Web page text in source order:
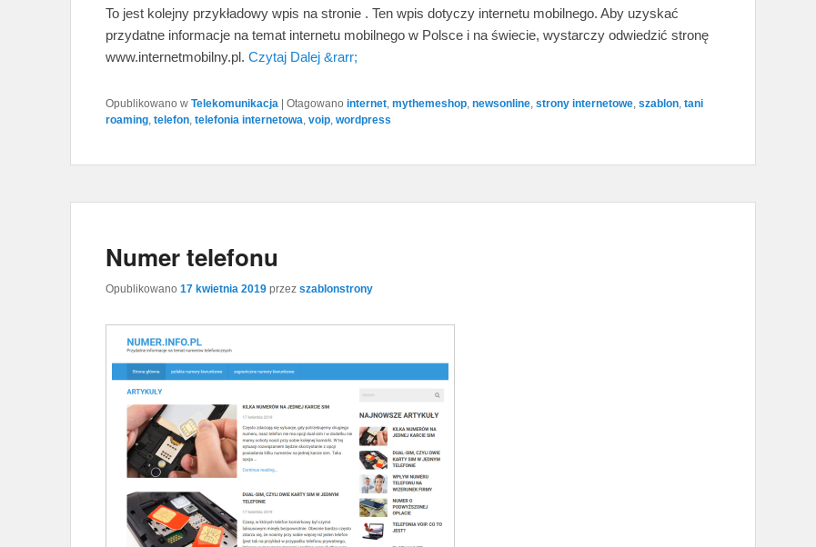
To jest kolejny przykładowy wpis na stronie . Ten wpis dotyczy internetu mobilnego. Aby uzyskać
przydatne informacje na temat internetu mobilnego w Polsce i na świecie, wystarczy odwiedzić stronę
www.internetmobilny.pl. Czytaj Dalej &rarr;
Opublikowano w Telekomunikacja | Otagowano internet mythemeshop newsonline strony internetowe szablon tani
roaming telefon telefonia internetowa voip wordpress
Numer telefonu
Opublikowano 17 kwietnia 2019 przez szablonstrony